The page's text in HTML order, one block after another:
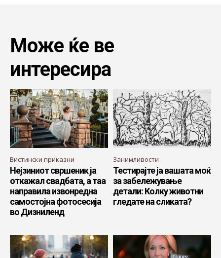
Може ќе ве
интересира
Вистински приказни
Нејзиниот свршеник ја
откажал свадбата, а таа
направила извонредна
самостојна фотосесија
во Дизниленд
Занимливости
Тестирајте ја вашата моќ
за забележување
детали: Колку животни
гледате на сликата?